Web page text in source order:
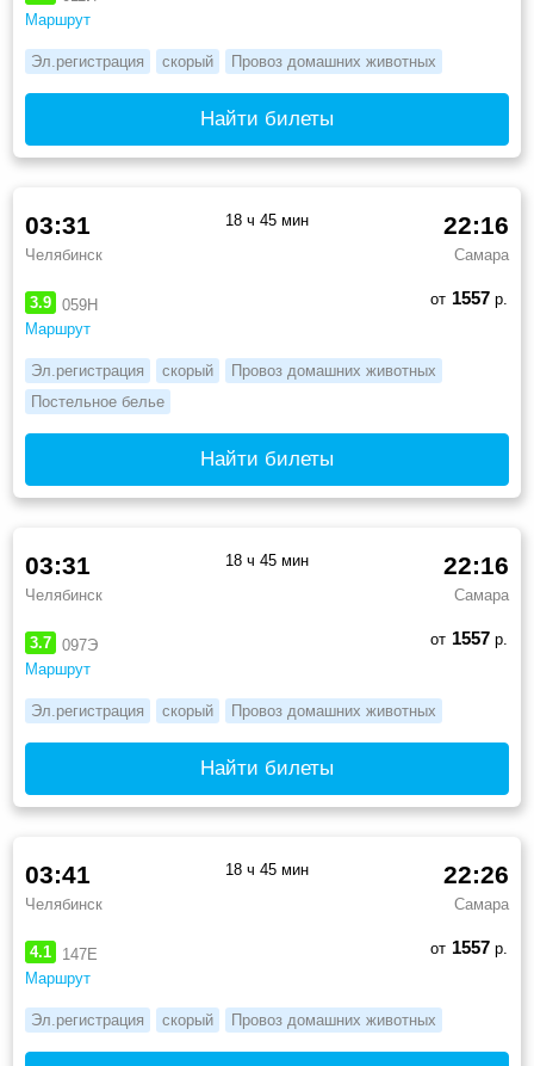
Маршрут
Эл.регистрация скорый Провоз домашних животных
Найти билеты
3.9
059Н
Маршрут
03:31
Челябинск
22:16
Самара
18 ч 45 мин
от 1557р.
Эл.регистрация скорый
Провоз домашних животных
Постельное белье
Найти билеты
3.7
097Э
Маршрут
03:31
Челябинск
22:16
Самара
18 ч 45 мин
от 1557р.
Эл.регистрация скорый Провоз домашних животных
Найти билеты
4.1
147Е
Маршрут
03:41
Челябинск
22:26
Самара
18 ч 45 мин
от 1557р.
Эл.регистрация скорый Провоз домашних животных